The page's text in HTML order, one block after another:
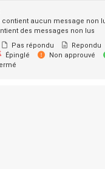
contient aucun message non
des messages non lus
Pas répondu Repondu
Épinglé Non approuvé